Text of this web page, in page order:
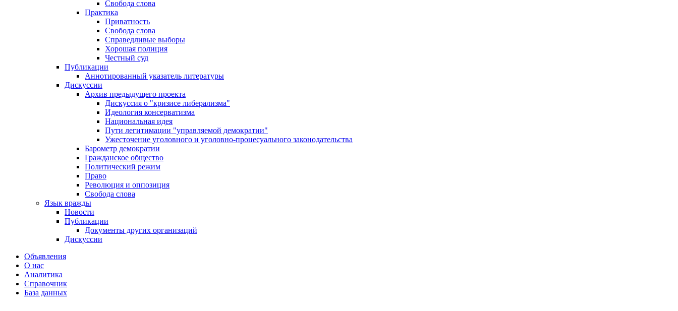
Свобода слова
Практика
Приватность
Свобода слова
Справедливые выборы
Хорошая полиция
Честный суд
Публикации
Аннотированный указатель литературы
Дискуссии
Архив предыдущего проекта
Дискуссия о "кризисе либерализма"
Идеология консерватизма
Национальная идея
Пути легитимации "управляемой демократии"
Ужесточение уголовного и уголовно-процесуального законодательства
Барометр демократии
Гражданское общество
Политический режим
Право
Революция и оппозиция
Свобода слова
Язык вражды
Новости
Публикации
Документы других организаций
Дискуссии
Объявления
О нас
Аналитика
Справочник
База данных